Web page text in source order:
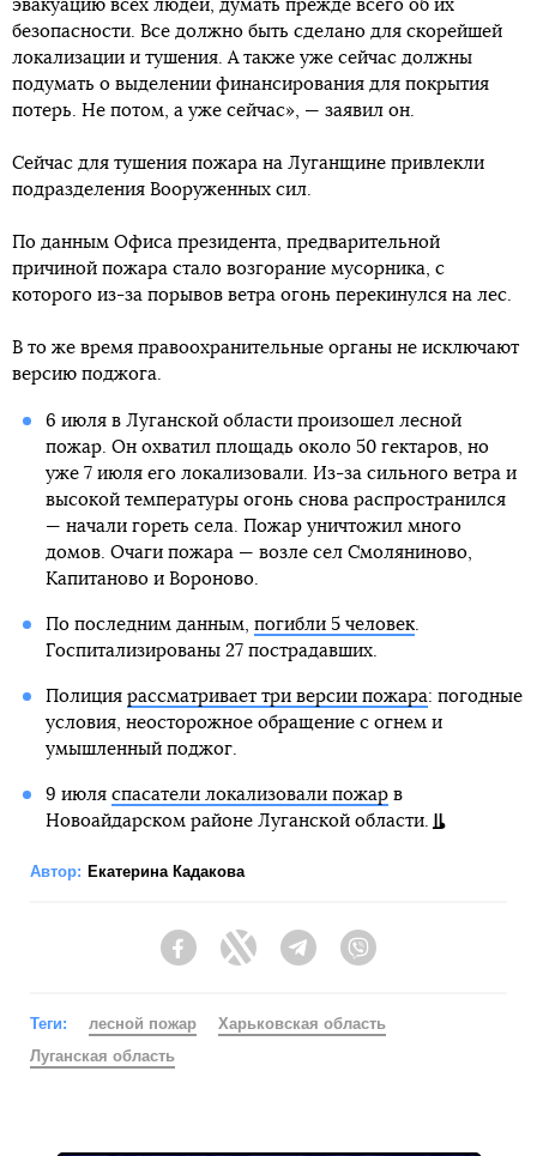
эвакуацию всех людей, думать прежде всего об их
безопасности. Все должно быть сделано для скорейшей
локализации и тушения. А также уже сейчас должны
подумать о выделении финансирования для покрытия
потерь. Не потом, а уже сейчас», — заявил он.
Сейчас для тушения пожара на Луганщине привлекли
подразделения Вооруженных сил.
По данным Офиса президента, предварительной
причиной пожара стало возгорание мусорника, с
которого из-за порывов ветра огонь перекинулся на лес.
В то же время правоохранительные органы не исключают
версию поджога.
6 июля в Луганской области произошел лесной
пожар. Он охватил площадь около 50 гектаров, но
уже 7 июля его локализовали. Из-за сильного ветра и
высокой температуры огонь снова распространился
— начали гореть села. Пожар уничтожил много
домов. Очаги пожара — возле сел Смоляниново,
Капитаново и Вороново.
По последним данным, погибли 5 человек.
Госпитализированы 27 пострадавших.
Полиция рассматривает три версии пожара: погодные
условия, неосторожное обращение с огнем и
умышленный поджог.
9 июля спасатели локализовали пожарв
Новоайдарском районе Луганской области.
Автор: Екатерина Кадакова
FacebookTwitter Telegram
Теги: лесной пожар
Харьковская область
Луганская область